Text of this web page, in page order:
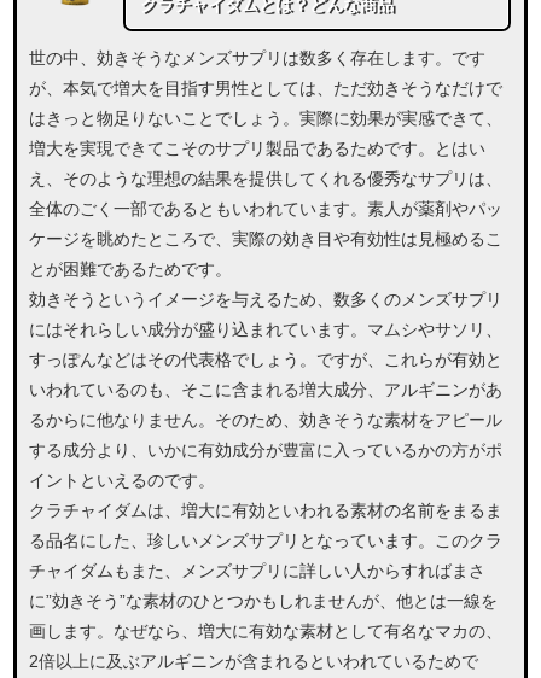
クラチャイダムとは？どんな商品
世の中、効きそうなメンズサプリは数多く存在します。です
が、本気で増大を目指す男性としては、ただ効きそうなだけで
はきっと物足りないことでしょう。実際に効果が実感できて、
増大を実現できてこそのサプリ製品であるためです。とはい
え、そのような理想の結果を提供してくれる優秀なサプリは、
全体のごく一部であるともいわれています。素人が薬剤やパッ
ケージを眺めたところで、実際の効き目や有効性は見極めるこ
とが困難であるためです。
効きそうというイメージを与えるため、数多くのメンズサプリ
にはそれらしい成分が盛り込まれています。マムシやサソリ、
すっぽんなどはその代表格でしょう。ですが、これらが有効と
いわれているのも、そこに含まれる増大成分、アルギニンがあ
るからに他なりません。そのため、効きそうな素材をアピール
する成分より、いかに有効成分が豊富に入っているかの方がポ
イントといえるのです。
クラチャイダムは、増大に有効といわれる素材の名前をまるま
る品名にした、珍しいメンズサプリとなっています。このクラ
チャイダムもまた、メンズサプリに詳しい人からすればまさ
に”効きそう”な素材のひとつかもしれませんが、他とは一線を
画します。なぜなら、増大に有効な素材として有名なマカの、
2倍以上に及ぶアルギニンが含まれるといわれているためで